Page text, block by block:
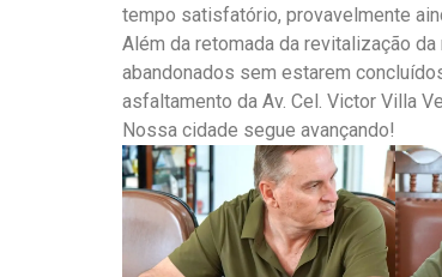
tempo satisfatório, provavelmente
Além da retomada da revitalização
abandonados sem estarem
asfaltamento da Av. Cel. Victor Villa
Nossa cidade segue avançando!